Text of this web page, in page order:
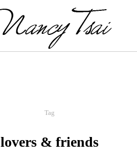
Tag
lovers & friends